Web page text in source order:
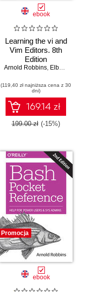
ebook
Learning the vi and
Vim Editors. 8th
Edition
Arnold Robbins, Elbert Hannah
(119,40 zł najniższa cena z 30
dni)
169.14 zł
199.00 zł (-15%)
Promocja
ebook